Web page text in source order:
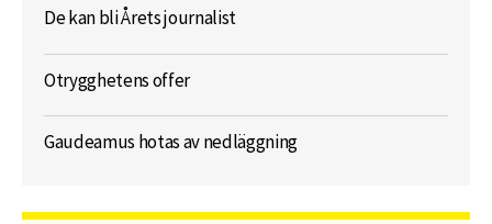
De kan bli Årets journalist
Otrygghetens offer
Gaudeamus hotas av nedläggning